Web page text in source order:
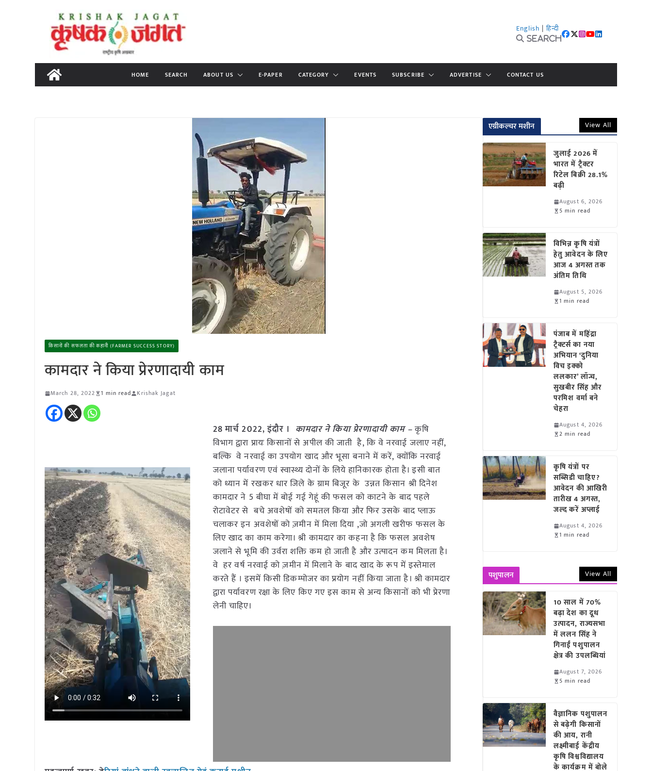
content
English | हिन्दी
Search
HOME SEARCH ABOUT US E-PAPER CATEGORY EVENTS SUBSCRIBE ADVERTISE CONTACT US
किसानों की सफलता की कहानी (FARMER SUCCESS STORY)
कामदार ने किया प्रेरणादायी काम
March 28, 2022 1 min read Krishak Jagat
28 मार्च 2022, इंदौर । कामदार ने किया प्रेरणादायी काम –कृषि
विभाग द्वारा प्रायः किसानों से अपील की जाती है, कि वे नरवाई जलाए नहीं,
बल्कि वे नरवाई का उपयोग खाद और भूसा बनाने में करें, क्योंकि नरवाई
जलाना पर्यावरण एवं स्वास्थ्य दोनों के लिये हानिकारक होता है। इसी बात
को ध्यान में रखकर धार जिले के ग्राम बिजूर के उन्नत किसान श्री दिनेश
कामदार ने 5 बीघा में बोई गई गेहूं की फसल को काटने के बाद पहले
रोटावेटर से बचे अवशेषों को समतल किया और फिर उसके बाद प्लाऊ
चलाकर इन अवशेषों को ज़मीन में मिला दिया ,जो अगली खरीफ फसल के
लिए खाद का काम करेगा। श्री कामदार का कहना है कि फसल अवशेष
जलाने से भूमि की उर्वरा शक्ति कम हो जाती है और उत्पादन कम मिलता है।
वे हर वर्ष नरवाई को ज़मीन में मिलाने के बाद खाद के रूप में इस्तेमाल
करते हैं । इसमें किसी डिकम्पोजर का प्रयोग नहीं किया जाता है। श्री कामदार
द्वारा पर्यावरण रक्षा के लिए किए गए इस काम से अन्य किसानों को भी प्रेरणा
लेनी चाहिए।
एग्रीकल्चर मशीन View All
जुलाई 2026 में
भारत में ट्रैक्टर
रिटेल बिक्री 28.1%
बढ़ी
August 6, 2026
5 min read
विभिन्न कृषि यंत्रों
हेतु आवेदन के लिए
आज 4 अगस्त तक
अंतिम तिथि
August 5, 2026
1 min read
पंजाब में महिंद्रा
ट्रैक्टर्स का नया
अभियान ‘दुनिया
विच इक्को
ललकार’ लॉन्च,
सुखबीर सिंह और
परमिश वर्मा बने
चेहरा
August 4, 2026
2 min read
कृषि यंत्रों पर
सब्सिडी चाहिए?
आवेदन की आखिरी
तारीख 4 अगस्त,
जल्द करें अप्लाई
August 4, 2026
1 min read
पशुपालन View All
10 साल में 70%
बढ़ा देश का दूध
उत्पादन, राज्यसभा
में ललन सिंह ने
गिनाईं पशुपालन
क्षेत्र की उपलब्धियां
August 7, 2026
5 min read
वैज्ञानिक पशुपालन
से बढ़ेगी किसानों
की आय, रानी
लक्ष्मीबाई केंद्रीय
कृषि विश्वविद्यालय
के कार्यक्रम में बोले